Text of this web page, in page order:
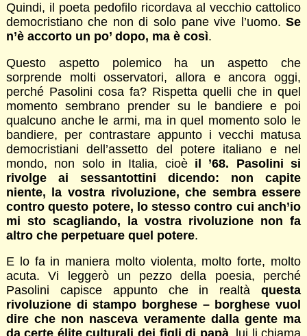
Quindi, il poeta pedofilo ricordava al vecchio cattolico
democristiano che non di solo pane vive l’uomo.Se
n’è accorto un po’ dopo, ma è così.
Questo aspetto polemico ha un aspetto che
sorprende molti osservatori, allora e ancora oggi,
perché Pasolini cosa fa? Rispetta quelli che in quel
momento sembrano prender su le bandiere e poi
qualcuno anche le armi, ma in quel momento solo le
bandiere, per contrastare appunto i vecchi matusa
democristiani dell’assetto del potere italiano e nel
mondo, non solo in Italia, cioè il ’68. Pasolini si
rivolge ai sessantottini dicendo: non capite
niente, la vostra rivoluzione, che sembra essere
contro questo potere, lo stesso contro cui anch’io
mi sto scagliando, la vostra rivoluzione non fa
altro che perpetuare quel potere.
E lo fa in maniera molto violenta, molto forte, molto
acuta. Vi leggerò un pezzo della poesia, perché
Pasolini capisce appunto che in realtàquesta
rivoluzione di stampo borghese – borghese vuol
dire che non nasceva veramente dalla gente ma